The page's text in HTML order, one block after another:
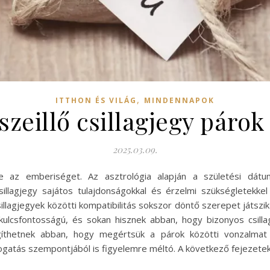
ITTHON ÉS VILÁG , MINDENNAPOK
csillagjegy
2025.03.09.
az emberiséget. Az asztrológia alapján a születési
sajátos tulajdonságokkal és érzelmi
közötti kompatibilitás sokszor döntő szerepet
és sokan hisznek abban, hogy bizonyos
abban, hogy megértsük a párok közötti
szempontjából is figyelemre méltó. A következő